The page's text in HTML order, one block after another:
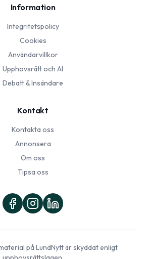
Information
Integritetspolicy
Cookies
Användarvillkor
Upphovsrätt och AI
Debatt & Insändare
Kontakt
Kontakta oss
Annonsera
Om oss
Tipsa oss
påLundNyttär skyddat enligt